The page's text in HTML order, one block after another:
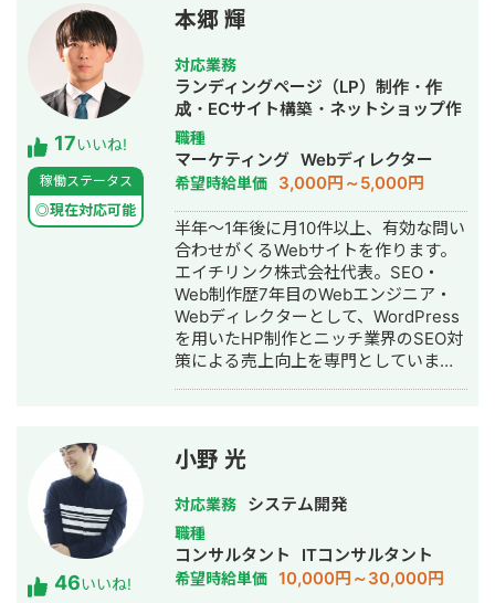
由度高くシステムを作ることができま
す。 GAS、Appsheetの経験が豊富な
私に開発をお任せ頂ければ、御社の業
務の効率化に貢献することが可能で
す。是非宜しくお願い致します。 【無
料ヒアリング】 ★無料ヒアリング予約
フォーム★
https://forms.gle/f7DVaUkwYAMdyMxf7
17いいね!
稼働ステータス
◎現在対応可能
本郷 輝
対応業務
ランディングページ（LP）制作・作
成・ECサイト構築・ネットショップ作
成代行・SEO対策・記事作成代行・ラ
イティング・ホームページ制作・作
成・オウンドメディア制作・構築・運
用代行
職種
マーケティング Webディレクター
希望時給単価 3,000円～5,000円
半年～1年後に月10件以上、有効な問い
合わせがくるWebサイトを作ります。
エイチリンク株式会社代表。SEO・
Web制作歴7年目のWebエンジニア・
Webディレクターとして、WordPress
を用いたHP制作とニッチ業界のSEO対
策による売上向上を専門としていま
した。SEO対策においては、ゼロから
立ち上げた新規サイトをニッチ市場で
サービスキーワード検索1位に導き、月
間1.5万PV、月商500万円の売上を実現
した実績があります。 エンジニア知識
を持ったSEOディレクターとして、大
量のページを作成するようないわゆる
46いいね!
小野 光
対応業務 システム開発
職種
コンサルタント ITコンサルタント
希望時給単価 10,000円～30,000円